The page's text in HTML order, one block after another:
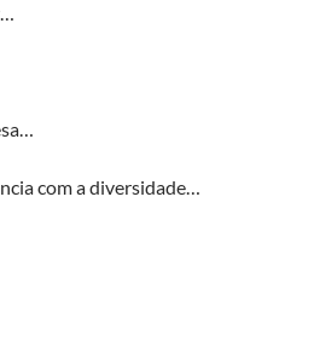
com a diversidade…